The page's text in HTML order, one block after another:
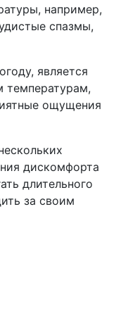
например,
спазмы,
является
температурам,
ощущения
дискомфорта
длительного
за своим